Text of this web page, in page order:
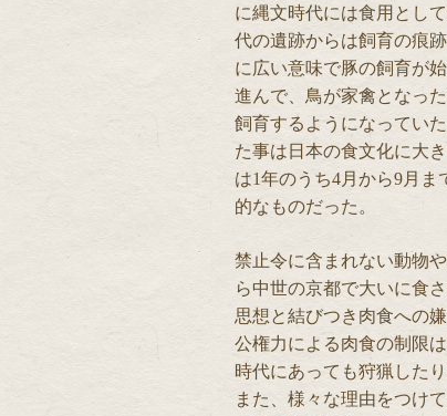
に縄文時代には食用とし
代の遺跡からは飼育の痕
に広い意味で豚の飼育が
進んで、鳥が家禽となっ
飼育するようになってい
た事は日本の食文化に大
は1年のうち4月から9月
的なものだった。
禁止令に含まれない動物
ら中世の京都で大いに食
思想と結びつき肉食への
公権力による肉食の制限
時代にあっても狩猟した
また、様々な理由をつけ